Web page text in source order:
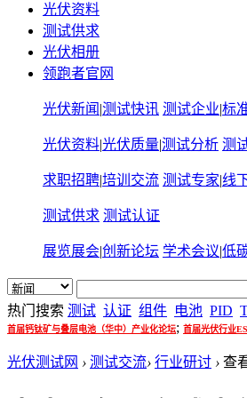
光伏资料
测试供求
光伏相册
领跑者官网
光伏新闻 |测试快讯 测试企业|标
光伏资料|光伏质量|测试分析 测
求职招聘|培训交流 测试专家|线
测试供求 测试认证
展览展会|创新论坛 学术会议|低
热门搜索 测试 认证 组件 电池 PID
首届钙钛矿与叠层电池（华中）产业化论坛; 首届光伏行业
光伏测试网 › 测试交流› 行业研讨 › 查